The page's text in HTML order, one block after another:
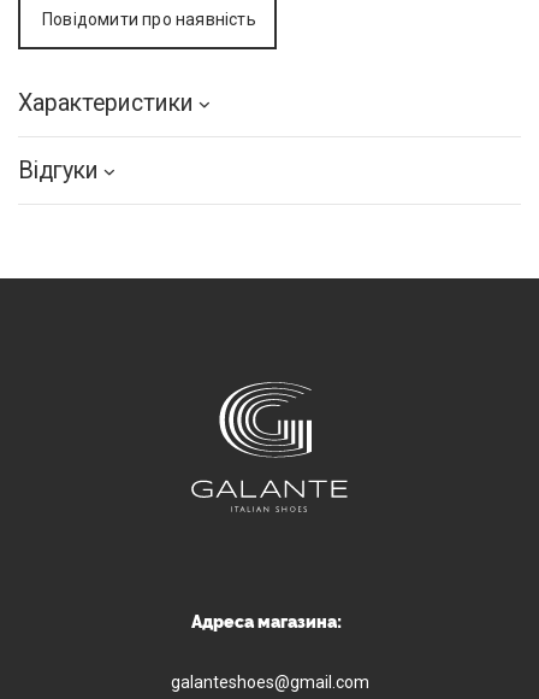
Повідомити про наявність
Характеристики
Відгуки
Адреса магазина:
galanteshoes@gmail.com